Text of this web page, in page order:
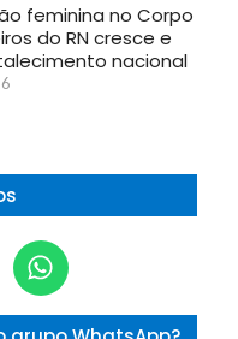
feminina no Corpo
do RN cresce e
nacional